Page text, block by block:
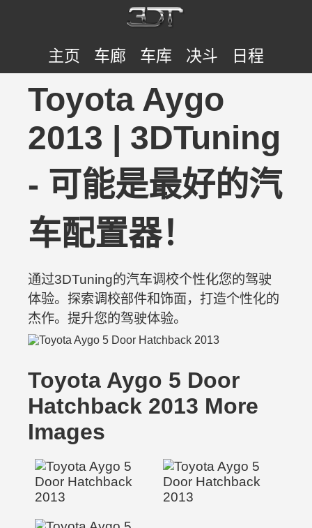
主页 车廊 车库 决斗 日程
Toyota Aygo
2013 | 3DTuning
- 可能是最好的汽
车配置器！
通过3DTuning的汽车调校个性化您的驾驶
体验。探索调校部件和饰面，打造个性化的
杰作。提升您的驾驶体验。
Toyota Aygo 5 Door
Hatchback 2013 More
Images